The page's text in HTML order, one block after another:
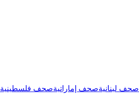
صحف لبنانيةصحف إماراتيةصحف فلسطينية